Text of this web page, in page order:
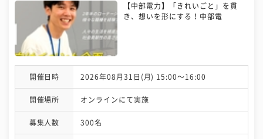
【中部電力】「きれいごと」を貫
き、想いを形にする！中部電
開催日時 2026年08月31日(月) 15:00〜16:00
開催場所 オンラインにて実施
募集人数 300名